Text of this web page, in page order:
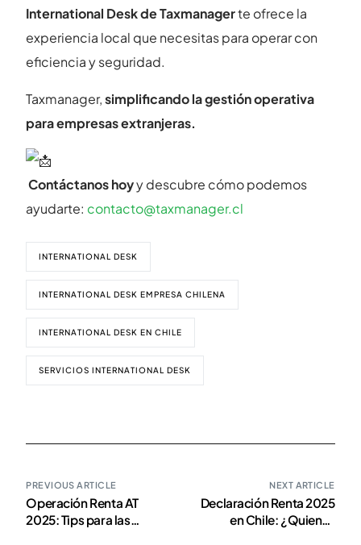
International Desk de Taxmanagerte ofrece la
experiencia local que necesitas para operar con
eficiencia y seguridad.
Taxmanager,simplificando la gestión operativa
para empresas extranjeras.
Contáctanos hoyy descubre cómo podemos
ayudarte: contacto@taxmanager.cl
INTERNATIONAL DESK
INTERNATIONAL DESK EMPRESA CHILENA
INTERNATIONAL DESK EN CHILE
SERVICIOS INTERNATIONAL DESK
PREVIOUS ARTICLE
Operación Renta AT
2025: Tips para las
NEXT ARTICLE
Declaración Renta 2025
en Chile: ¿Quienes